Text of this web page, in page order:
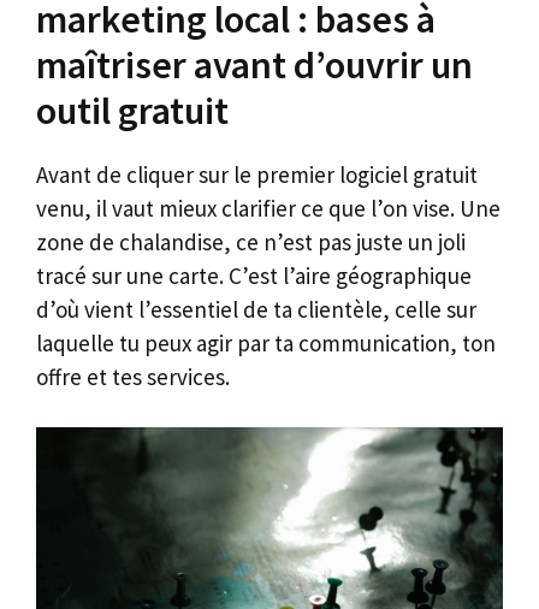
marketing local : bases à
maîtriser avant d’ouvrir un
outil gratuit
Avant de cliquer sur le premier logiciel gratuit
venu, il vaut mieux clarifier ce que l’on vise. Une
zone de chalandise, ce n’est pas juste un joli
tracé sur une carte. C’est l’aire géographique
d’où vient l’essentiel de ta clientèle, celle sur
laquelle tu peux agir par ta communication, ton
offre et tes services.